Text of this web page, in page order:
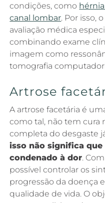
condições, como
canal lombar. Por isso,
avaliação médica
combinando exame
imagem como
tomografia
Artrose
A artrose facetária é
como tal, não tem cura
completa do desgaste
isso não significa
condenado à dor.
possível controlar os
progressão da doença
qualidade de vida. O